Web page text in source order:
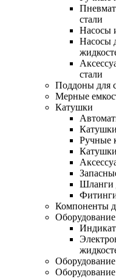
стали
Насосы
Насосы
стали
Поддоны для
Мерные
Катушки
Ручные
Шланги
Компоненты